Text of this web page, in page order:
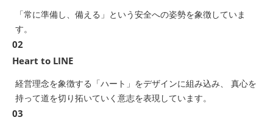
「常に準備し、備える」という安全への姿勢を象徴していま
す。
02
Heart to LINE
経営理念を象徴する「ハート」をデザインに組み込み、 真心を
持って道を切り拓いていく意志を表現しています。
03